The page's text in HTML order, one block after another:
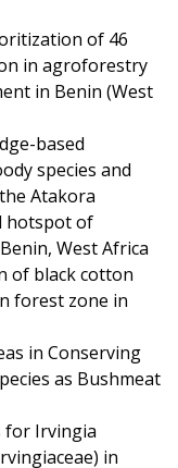
of 46
in agroforestry
in Benin (West
based
species and
Atakora
hotspot of
West Africa
of black cotton
forest zone in
in Conserving
as Bushmeat
for Irvingia
in